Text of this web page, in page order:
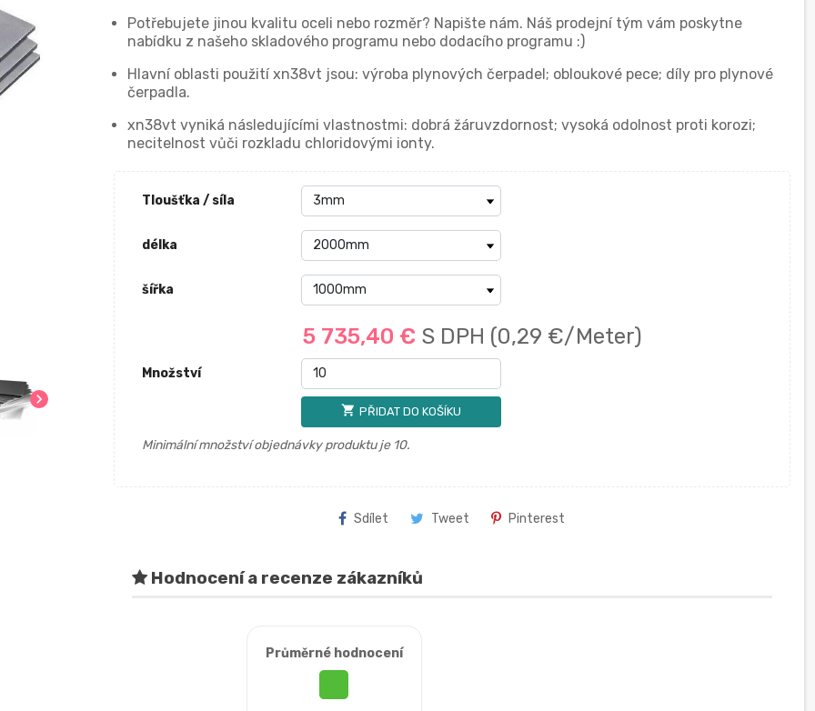
chevron_right
Potřebujete jinou kvalitu oceli nebo rozměr? Napište nám. Náš prodejní tým vám poskytne
nabídku z našeho skladového programu nebo dodacího programu :)
Hlavní oblasti použití xn38vt jsou: výroba plynových čerpadel; obloukové pece; díly pro plynové
čerpadla.
xn38vt vyniká následujícími vlastnostmi: dobrá žáruvzdornost; vysoká odolnost proti korozi;
necitelnost vůči rozkladu chloridovými ionty.
Tloušťka / síla
délka
šířka
5 735,40 € S DPH (0,29 €/Meter)
Množství
shopping_cart PŘIDAT DO KOŠÍKU
Minimální množství objednávky produktu je 10.
Sdílet Tweet Pinterest
Hodnocení a recenze zákazníků
Průměrné hodnocení